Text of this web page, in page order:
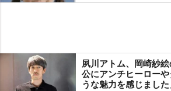
夙川アトム、岡崎紗
公にアンチヒーロー
うな魅力を感じまし